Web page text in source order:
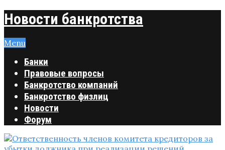
Новости банкротства
Menu
Банки
Правовые вопросы
Банкротство компаний
Банкротство физлиц
Новости
Форум